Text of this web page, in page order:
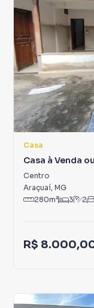
Casa
Casa à Venda
Centro
Araçuaí, MG
280m² 3 2
R$